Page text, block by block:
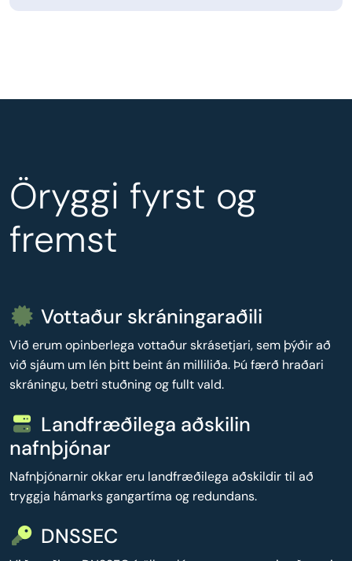
Öryggi fyrst og
fremst
Vottaður skráningaraðili
Við erum opinberlega vottaður skrásetjari, sem þýðir að
við sjáum um lén þitt beint án milliliða. Þú færð hraðari
skráningu, betri stuðning og fullt vald.
Landfræðilega aðskilin
nafnþjónar
Nafnþjónarnir okkar eru landfræðilega aðskildir til að
tryggja hámarks gangartíma og redundans.
DNSSEC